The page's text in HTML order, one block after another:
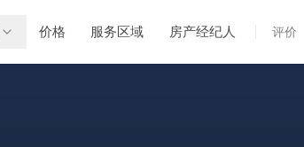
价格 服务区域 房产经纪人 评价